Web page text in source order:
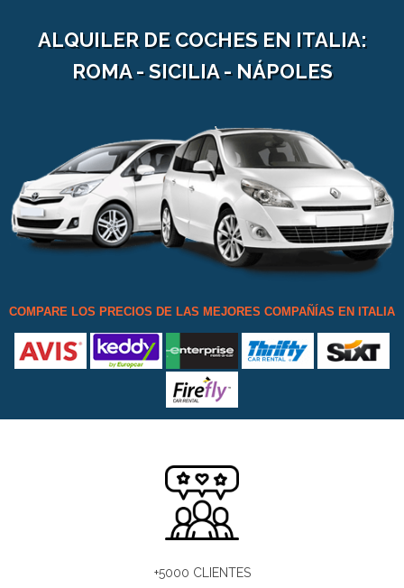
ALQUILER DE COCHES EN ITALIA:
ROMA - SICILIA - NÁPOLES
COMPARE LOS PRECIOS DE LAS MEJORES COMPAÑÍAS EN ITALIA
+5000 CLIENTES